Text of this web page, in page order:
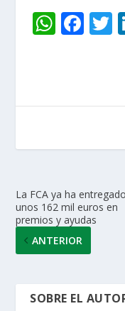
W
h
A
p
F
ac
o
k
La FCA ya ha entregado
unos 162 mil euros en
premios y ayudas
ANTERIOR
SOBRE EL